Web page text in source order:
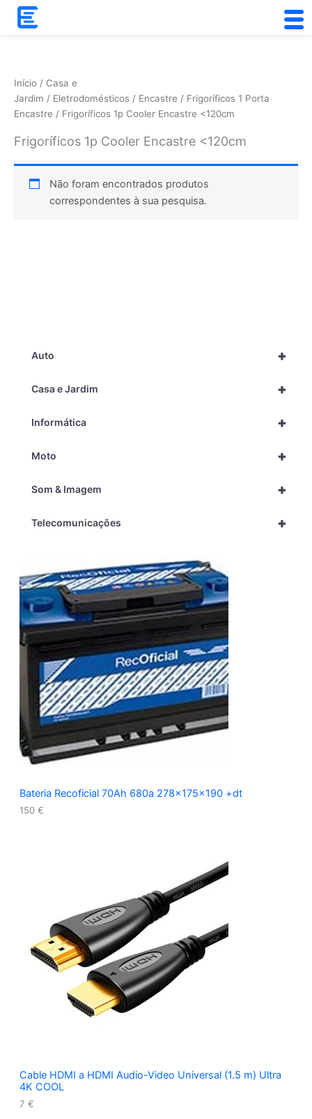
Skip
+
Auto
+
Casa e Jardim
+
Informática
+
Moto
+
Som & Imagem
+
Telecomunicações
Bateria Recoficial 70Ah 680a 278x175x190 +dt
150 €
Cable HDMI a HDMI Audio-Video Universal (1.5 m) Ultra
4K COOL
7 €
Início / Casa e
Jardim / Eletrodomésticos / Encastre / Frigoríficos 1 Porta
Encastre / Frigoríficos 1p Cooler Encastre <120cm
Frigoríficos 1p Cooler Encastre <120cm
Não foram encontrados produtos
correspondentes à sua pesquisa.